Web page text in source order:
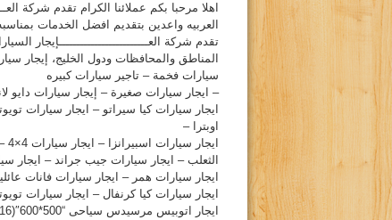
اهلا مرحبا بكم عملائنا الكرام تقدم شركة
العربيه واعدين بتقديم افضل الخدمات
تقدم شركة العـــــــــــــــــــــــــإيجار
المناطق والمحافظات ودول الخليج، إيجار
سيارات فخمة – تاجير سيارات كبيره
– ايجار سيارات صغيرة – إيجار سيارات دايو
ايجار سيارات كيا سيراتو – ايجار سيارات
اوبترا –
الثعلب – ايجار سيارات جيب جراند – ايجار
ايجار سيارات كيا كرنفال – ايجار سيارات تويوتا هاى اسى(16) راكب – ايجار سيارات